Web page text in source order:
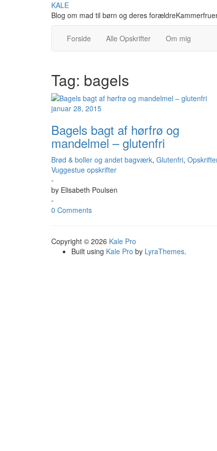
KALE
Blog om mad til børn og deres
Forside Alle Opskrifter Om mig
Tag: bagels
januar 28, 2015
Bagels bagt af hørfrø og
mandelmel – glutenfri
Brød & boller og andet bagværk, Glutenfri,
Vuggestue opskrifter
-
by Elisabeth Poulsen
-
0 Comments
Copyright © 2026 Kale Pro
Built using Kale Pro by LyraThemes.